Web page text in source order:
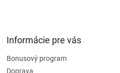
Informácie pre vás
Bonusový program
Doprava